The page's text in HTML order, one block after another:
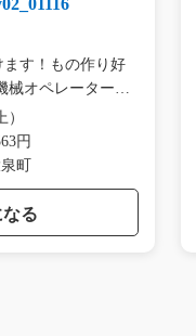
ます！もの作り好
械オペレーター
円
町
る